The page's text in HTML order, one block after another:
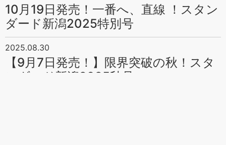
10月19日発売！一番へ、直線 ！スタン
ダード新潟2025特別号
2025.08.30
【9月7日発売！】限界突破の秋！スタ
ンダード新潟2025秋号